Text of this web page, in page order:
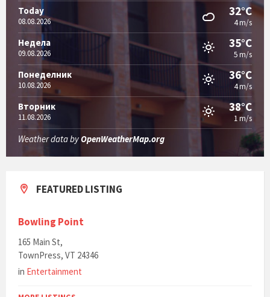
Today
08.08.2026
32°C
4 m/s
Недела
09.08.2026
35°C
5 m/s
Понеделник
10.08.2026
36°C
4 m/s
Вторник
11.08.2026
38°C
1 m/s
Weather data byOpenWeatherMap.org
FEATURED LISTING
Bowling Point
165 Main St,
TownPress, VT 24346
in Entertainment